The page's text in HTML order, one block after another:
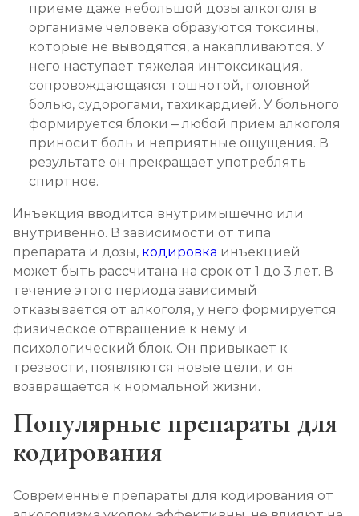
приеме даже небольшой дозы алкоголя в
организме человека образуются токсины,
которые не выводятся, а накапливаются. У
него наступает тяжелая интоксикация,
сопровождающаяся тошнотой, головной
болью, судорогами, тахикардией. У больного
формируется блоки – любой прием алкоголя
приносит боль и неприятные ощущения. В
результате он прекращает употреблять
спиртное.
Инъекция вводится внутримышечно или
внутривенно. В зависимости от типа
препарата и дозы, кодировка инъекцией
может быть рассчитана на срок от 1 до 3 лет. В
течение этого периода зависимый
отказывается от алкоголя, у него формируется
физическое отвращение к нему и
психологический блок. Он привыкает к
трезвости, появляются новые цели, и он
возвращается к нормальной жизни.
Популярные препараты для
кодирования
Современные препараты для кодирования от